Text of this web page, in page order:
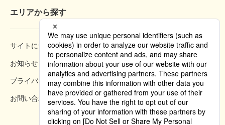
エリアから探す
サイトについて 閲覧方法
お知らせ 掲載規約
プライバシーポリシー クッキーポリシー
お問い合わせ 掲載方法のご案内